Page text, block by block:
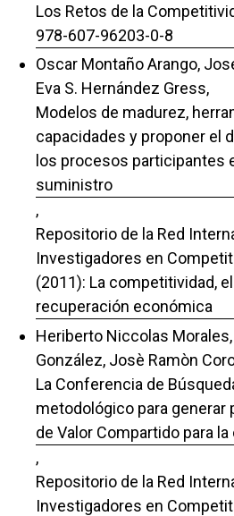
Los Retos de la
978-607-96203-0-8
Oscar Montaño Arango,
Eva S. Hernández Gress,
Modelos de madurez,
capacidades y proponer el
los procesos participantes
suministro
,
Repositorio de la Red
Investigadores en
(2011): La competitividad,
recuperación económica
Heriberto Niccolas
González, Josè Ramòn
La Conferencia de
metodológico para generar
de Valor Compartido para
,
Repositorio de la Red
Investigadores en